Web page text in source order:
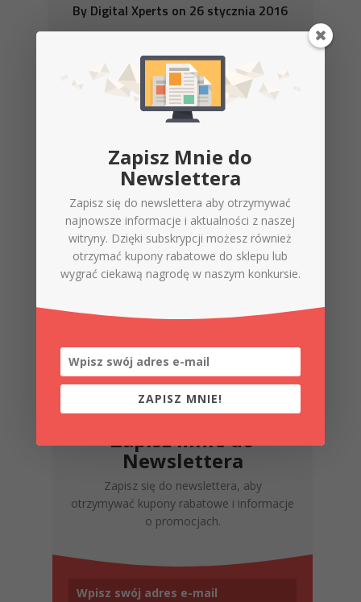
By Digital Xperts on 26 stycznia 2016
Już na początku dziejów ktoś trafnie
stwierdził, iż bez odpowiedniego
zasobu słów kluczowych jesteśmy
nicością. Wszelako to słowo
Formularz subskrypcji
Zapisz Mnie do
Newslettera
Zapisz się do newslettera, aby
otrzymywać kupony rabatowe i informacje
o promocjach.
Zapisz Mnie do
Newslettera
Zapisz się do newslettera aby otrzymywać
najnowsze informacje i aktualności z naszej
witryny. Dzięki subskrypcji możesz również
otrzymać kupony rabatowe do sklepu lub
wygrać ciekawą nagrodę w naszym konkursie.
ZAPISZ MNIE!